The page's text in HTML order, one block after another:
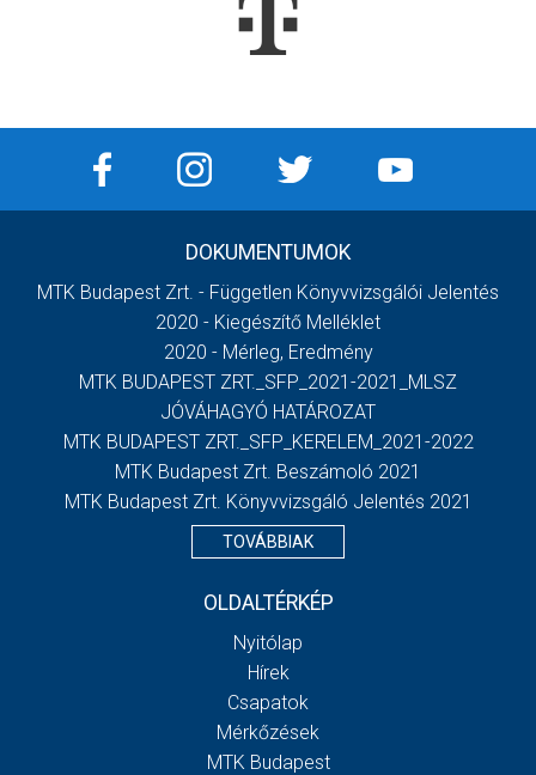
DOKUMENTUMOK
MTK Budapest Zrt. - Független Könyvvizsgálói Jelentés
2020 - Kiegészítő Melléklet
2020 - Mérleg, Eredmény
MTK BUDAPEST ZRT._SFP_2021-2021_MLSZ
JÓVÁHAGYÓ HATÁROZAT
MTK BUDAPEST ZRT._SFP_KERELEM_2021-2022
MTK Budapest Zrt. Beszámoló 2021
MTK Budapest Zrt. Könyvvizsgáló Jelentés 2021
TOVÁBBIAK
OLDALTÉRKÉP
Nyitólap
Hírek
Csapatok
Mérkőzések
MTK Budapest